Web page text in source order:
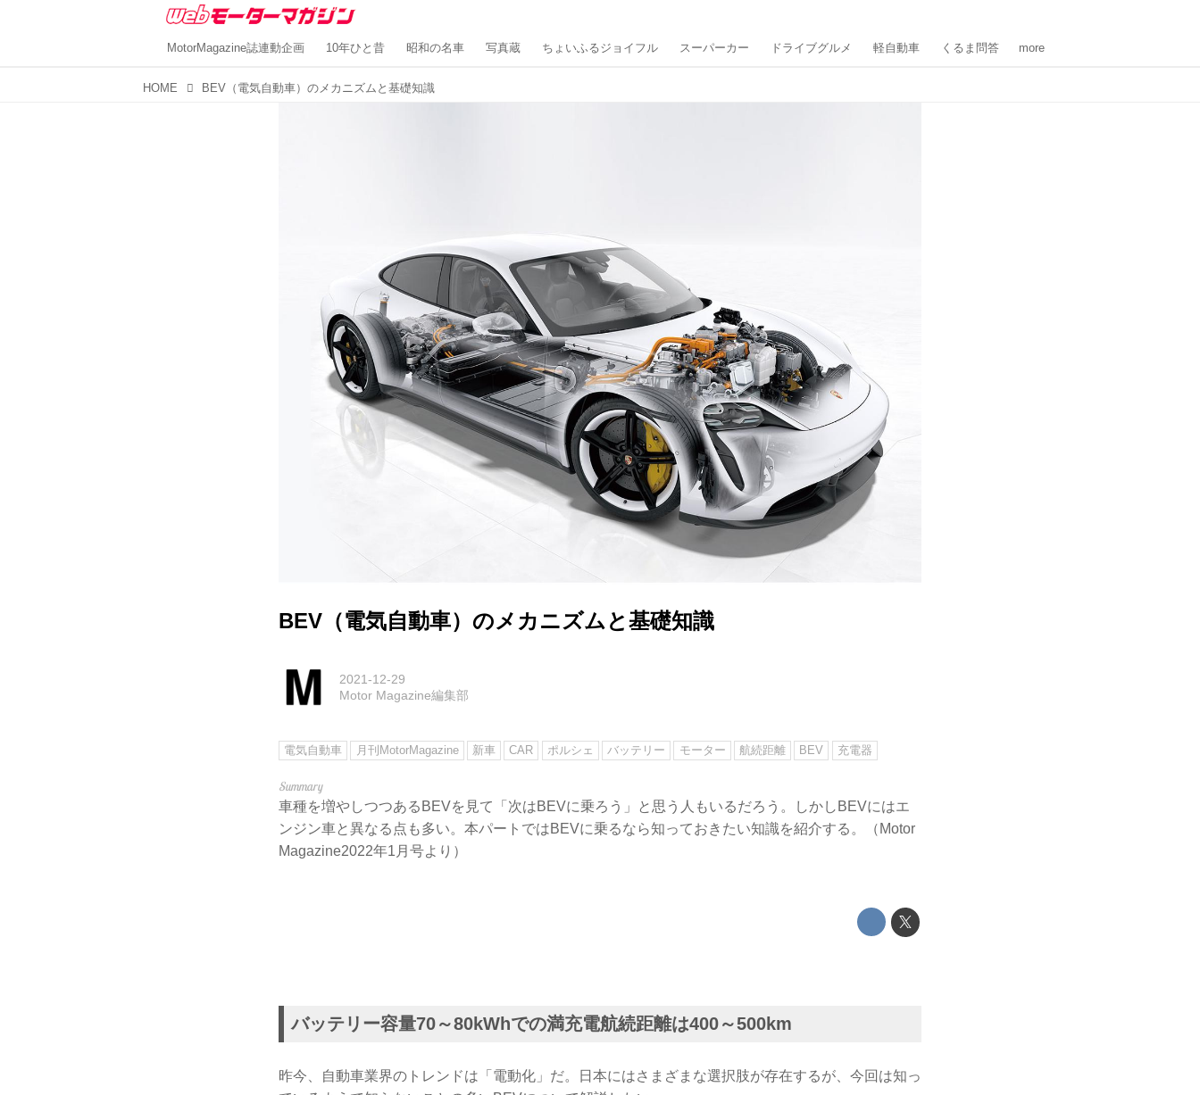
MotorMagazine誌連動企画 10年ひと昔 昭和の名車 写真蔵 ちょいふるジョイフル スーパーカー ドライブグルメ 軽自動車 くるま問答 more
HOME BEV（電気自動車）のメカニズムと基礎知識
BEV（電気自動車）のメカニズムと基礎知識
2021-12-29
Motor Magazine編集部
電気自動車 月刊MotorMagazine 新車 CAR ポルシェ バッテリー モーター 航続距離 BEV 充電器
車種を増やしつつあるBEVを見て「次はBEVに乗ろう」と思う人もいるだろう。しかしBEVにはエ
ンジン車と異なる点も多い。本パートではBEVに乗るなら知っておきたい知識を紹介する。（Motor
Magazine2022年1月号より）
バッテリー容量70～80kWhでの満充電航続距離は400～500km
昨今、自動車業界のトレンドは「電動化」だ。日本にはさまざまな選択肢が存在するが、今回は知っ